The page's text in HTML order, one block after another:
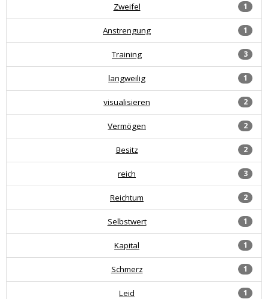
1
Zweifel
1
Anstrengung
3
Training
1
langweilig
2
visualisieren
2
Vermögen
2
Besitz
3
reich
2
Reichtum
1
Selbstwert
1
Kapital
1
Schmerz
1
Leid